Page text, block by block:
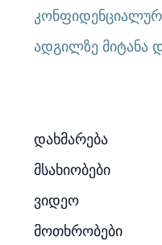
ადგილზე მიტანა
დახმარება
მსახიობები
ვიდეო
მოთხრობები